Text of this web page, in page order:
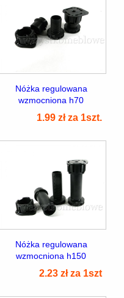
Nóżka regulowana
wzmocniona h70
1.99 zł za 1szt.
Nóżka regulowana
wzmocniona h150
2.23 zł za 1szt